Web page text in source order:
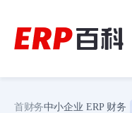
首财务中小企业 ERP 财务